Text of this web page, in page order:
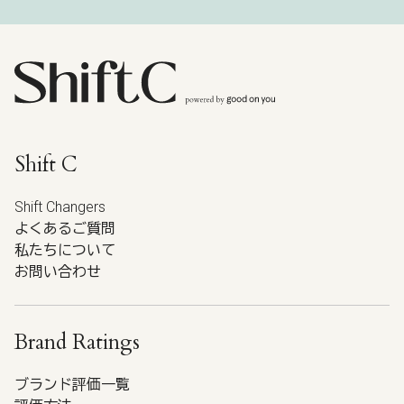
Shift C
Shift Changers
よくあるご質問
私たちについて
お問い合わせ
Brand Ratings
ブランド評価一覧